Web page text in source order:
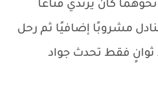
كان يرتدي قناعًا
مشروبًا إضافيًا ثم رحل
ثوانٍ فقط تحدث جواد